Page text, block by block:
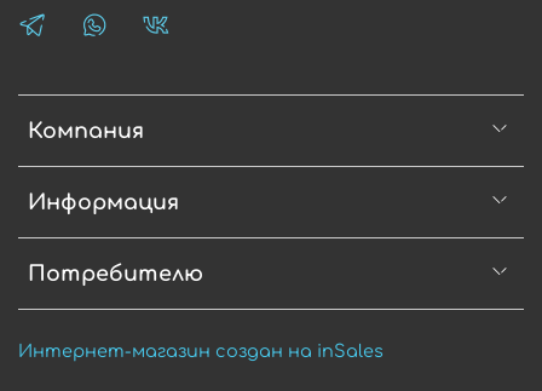
Компания
Информация
Потребителю
Интернет-магазин создан на inSales